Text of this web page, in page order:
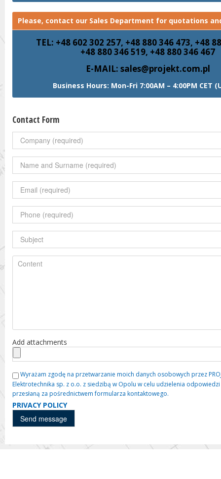
Please, contact our Sales Department for quotations
TEL: +48 602 302 257, +48 880 346 473, +48
+48 880 346 519, +48 880 346 467
E-MAIL: sales@projekt.com.pl
Business Hours: Mon-Fri 7:00AM – 4:00PM CET
Contact Form
Add attachments
Wyrażam zgodę na przetwarzanie moich danych osobowych przez
Elektrotechnika sp. z o.o. z siedzibą w Opolu w celu udzielenia
przesłaną za pośrednictwem formularza kontaktowego.
PRIVACY POLICY